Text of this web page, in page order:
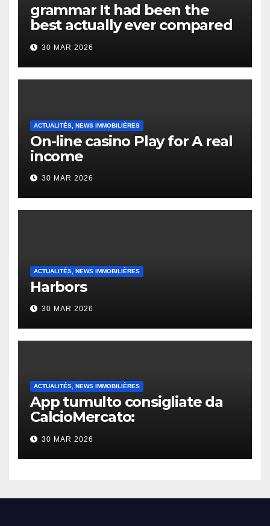
grammar It had been the
best actually ever compared
to it’s the top actually?
English Vocabulary Learners
Heap Change
30 MAR 2026
ACTUALITÉS, NEWS IMMOBILIÈRES
On-line casino Play for A real
income
30 MAR 2026
ACTUALITÉS, NEWS IMMOBILIÈRES
Harbors
30 MAR 2026
ACTUALITÉS, NEWS IMMOBILIÈRES
App tumulto consigliate da
CalcioMercato:
considerazione di gennaio
2026
30 MAR 2026